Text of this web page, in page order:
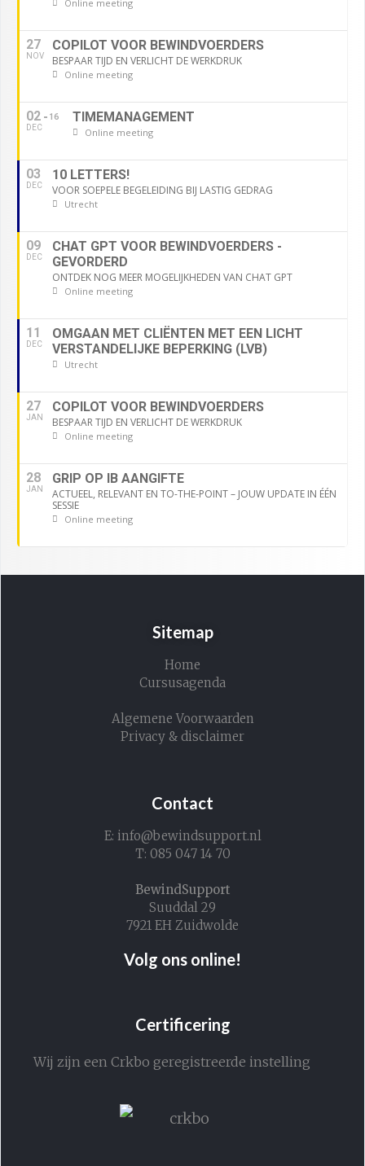
Online meeting
27
NOV
COPILOT VOOR BEWINDVOERDERS
BESPAAR TIJD EN VERLICHT DE WERKDRUK
Online meeting
02
DEC
16 TIMEMANAGEMENT
Online meeting
03
DEC
10 LETTERS!
VOOR SOEPELE BEGELEIDING BIJ LASTIG GEDRAG
Utrecht
09
DEC
CHAT GPT VOOR BEWINDVOERDERS -
GEVORDERD
ONTDEK NOG MEER MOGELIJKHEDEN VAN CHAT GPT
Online meeting
11
DEC
OMGAAN MET CLIËNTEN MET EEN LICHT
VERSTANDELIJKE BEPERKING (LVB)
Utrecht
27
JAN
COPILOT VOOR BEWINDVOERDERS
BESPAAR TIJD EN VERLICHT DE WERKDRUK
Online meeting
28
JAN
GRIP OP IB AANGIFTE
ACTUEEL, RELEVANT EN TO-THE-POINT – JOUW UPDATE IN ÉÉN
SESSIE
Online meeting
Sitemap
Home
Cursusagenda
Algemene Voorwaarden
Privacy & disclaimer
Contact
E: info@bewindsupport.nl
T: 085 047 14 70
BewindSupport
Suuddal 29
7921 EH Zuidwolde
Volg ons online!
Certificering
Wij zijn een Crkbo geregistreerde instelling